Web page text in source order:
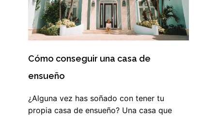
Cómo conseguir una casa de
ensueño
¿Alguna vez has soñado con tener tu
propia casa de ensueño? Una casa que